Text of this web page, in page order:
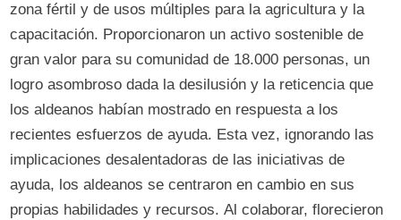
zona fértil y de usos múltiples para la agricultura y la
capacitación. Proporcionaron un activo sostenible de
gran valor para su comunidad de 18.000 personas, un
logro asombroso dada la desilusión y la reticencia que
los aldeanos habían mostrado en respuesta a los
recientes esfuerzos de ayuda. Esta vez, ignorando las
implicaciones desalentadoras de las iniciativas de
ayuda, los aldeanos se centraron en cambio en sus
propias habilidades y recursos. Al colaborar, florecieron